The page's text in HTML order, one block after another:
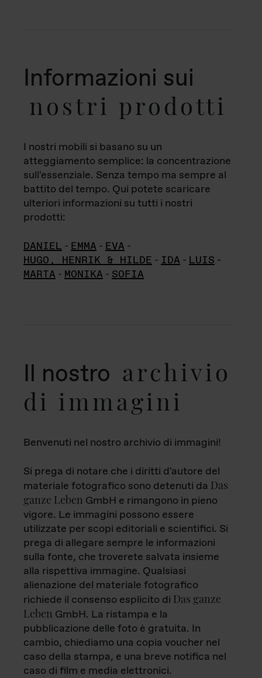
Informazioni sui
nostri prodotti
I nostri mobili si basano su un
atteggiamento semplice: la concentrazione
sull'essenziale. Senza tempo ma sempre al
battito del tempo. Qui potete scaricare
ulteriori informazioni su tutti i nostri
prodotti:
DANIEL - EMMA - EVA -
HUGO, HENRIK & HILDE - IDA - LUIS -
MARTA - MONIKA - SOFIA
Il nostro archivio
di immagini
Benvenuti nel nostro archivio di immagini!
Si prega di notare che i diritti d'autore del
materiale fotografico sono detenuti da Das
ganze Leben GmbH e rimangono in pieno
vigore. Le immagini possono essere
utilizzate per scopi editoriali e scientifici. Si
prega di allegare sempre le informazioni
sulla fonte, che troverete salvata insieme
alla rispettiva immagine. Qualsiasi
alienazione del materiale fotografico
richiede il consenso esplicito di Das ganze
Leben GmbH. La ristampa e la
pubblicazione delle foto è gratuita. In
cambio, chiediamo una copia voucher nel
caso della stampa, e una breve notifica nel
caso di film e media elettronici.